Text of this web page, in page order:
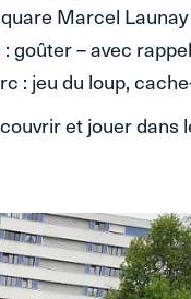
Marcel
– avec
: jeu du loup,
et jouer dans